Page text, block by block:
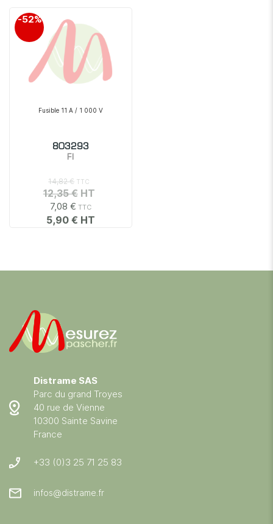
Fusible 11 A / 1 000 V
803293
FI
7,08 €
5,90 €
14,82 €
12,35 €
-52%
Distrame SAS
Parc du grand Troyes
40 rue de Vienne
10300 Sainte Savine
France
+33 (0)3 25 71 25 83
infos@distrame.fr